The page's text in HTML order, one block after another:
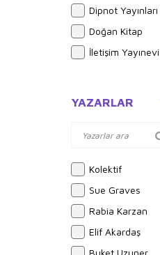
Türkiye Siyaseti ve
Politikası
Dünya Siyaseti ve
Politikası
İnceleme
Dipnot Yayınları
Doğan Kitap
İletişim Yayınevi
YAZARLAR
Kolektif
Sue Graves
Rabia Karzan
Elif Akardaş
Buket Uzuner